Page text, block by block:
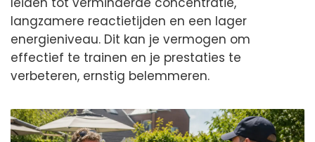
langzamere reactietijden en een lager
energieniveau. Dit kan je vermogen om
effectief te trainen en je prestaties te
verbeteren, ernstig belemmeren.